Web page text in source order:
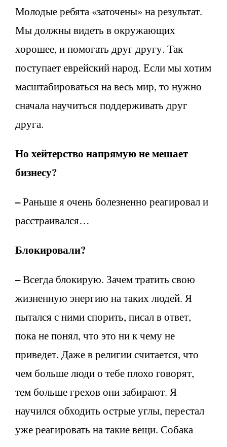
Молодые ребята «заточены» на результат.
Мы должны видеть в окружающих
хорошее, и помогать друг другу. Так
поступает еврейский народ. Если мы хотим
масштабироваться на весь мир, то нужно
сначала научиться поддерживать друг
друга.
Но хейтерство напрямую не мешает
бизнесу?
–Раньше я очень болезненно реагировал и
расстраивался…
Блокировали?
–Всегда блокирую. Зачем тратить свою
жизненную энергию на таких людей. Я
пытался с ними спорить, писал в ответ,
пока не понял, что это ни к чему не
приведет. Даже в религии считается, что
чем больше люди о тебе плохо говорят,
тем больше грехов они забирают. Я
научился обходить острые углы, перестал
уже реагировать на такие вещи. Собака